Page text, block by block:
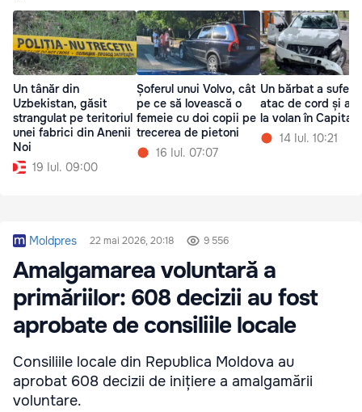
Un tânăr din
Uzbekistan, găsit
strangulat pe teritoriul
unei fabrici din Anenii
Noi
19 Iul. 09:00
Șoferul unui Volvo, cât
pe ce să lovească o
femeie cu doi copii pe
trecerea de pietoni
16 Iul. 07:07
Un bărbat a
atac de cord și a
la volan în Capitală
14 Iul. 10:21
Moldpres 22 mai 2026, 20:18 9 556
Amalgamarea voluntară a
primăriilor: 608 decizii au fost
aprobate de consiliile locale
Consiliile locale din Republica Moldova au
aprobat 608 decizii de inițiere a amalgamării
voluntare.